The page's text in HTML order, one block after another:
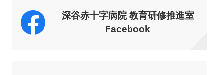
深谷赤十字病院 教育研修推進室
Facebook